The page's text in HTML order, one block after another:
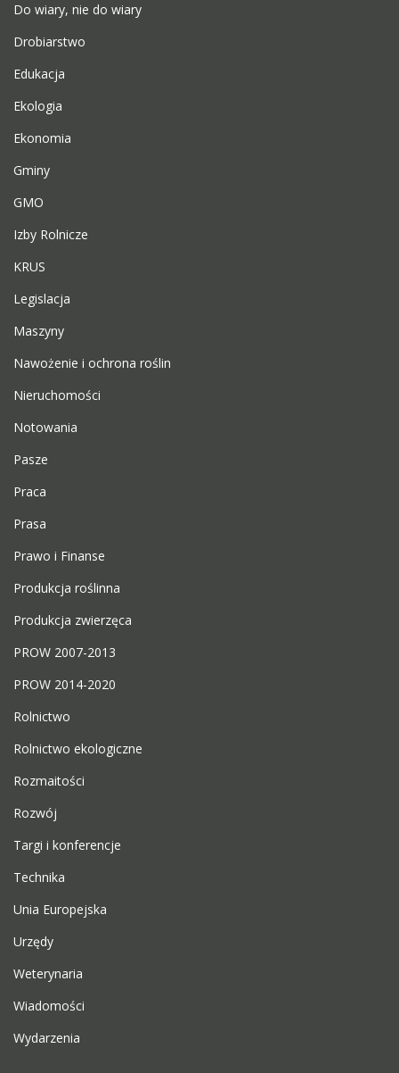
Do wiary, nie do wiary
Drobiarstwo
Edukacja
Ekologia
Ekonomia
Gminy
GMO
Izby Rolnicze
KRUS
Legislacja
Maszyny
Nawożenie i ochrona roślin
Nieruchomości
Notowania
Pasze
Praca
Prasa
Prawo i Finanse
Produkcja roślinna
Produkcja zwierzęca
PROW 2007-2013
PROW 2014-2020
Rolnictwo
Rolnictwo ekologiczne
Rozmaitości
Rozwój
Targi i konferencje
Technika
Unia Europejska
Urzędy
Weterynaria
Wiadomości
Wydarzenia